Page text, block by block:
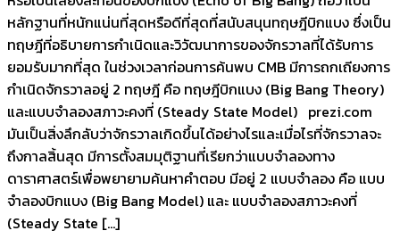
หลักฐานที่หนักแน่นที่สุดหรือดีที่สุดที่สนับสนุนทฤษฎีบิกแบง ซึ่งเป็น
ทฤษฎีที่อธิบายการกำเนิดและวิวัฒนาการของจักรวาลที่ได้รับการ
ยอมรับมากที่สุด ในช่วงเวลาก่อนการค้นพบ CMB มีการถกเถียงการ
กำเนิดจักรวาลอยู่ 2 ทฤษฎี คือ ทฤษฎีบิกแบง (Big Bang Theory)
และแบบจำลองสภาวะคงที่ (Steady State Model) prezi.com
มันเป็นสิ่งลึกลับว่าจักรวาลเกิดขึ้นได้อย่างไรและเมื่อไรที่จักรวาลจะ
ถึงกาลสิ้นสุด มีการตั้งสมมุติฐานที่เรียกว่าแบบจำลองทาง
ดาราศาสตร์เพื่อพยายามค้นหาคำตอบ มีอยู่ 2 แบบจำลอง คือ แบบ
จำลองบิกแบง (Big Bang Model) และ แบบจำลองสภาวะคงที่
(Steady State […]